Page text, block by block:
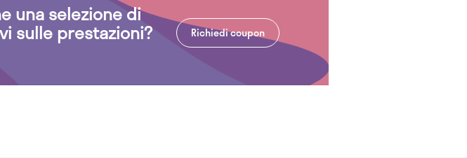
una selezione di
sulle prestazioni? Richiedi coupon